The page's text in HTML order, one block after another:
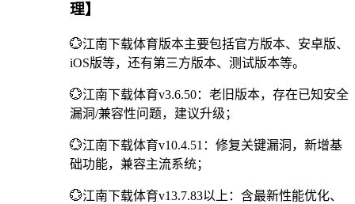
理】
💮江南下载体育版本主要包括官方版本、安卓版、
iOS版等，还有第三方版本、测试版本等。
💮江南下载体育v3.6.50：老旧版本，存在已知安全
漏洞/兼容性问题，建议升级；
💮江南下载体育v10.4.51：修复关键漏洞，新增基
础功能，兼容主流系统；
💮江南下载体育v13.7.83以上：含最新性能优化、